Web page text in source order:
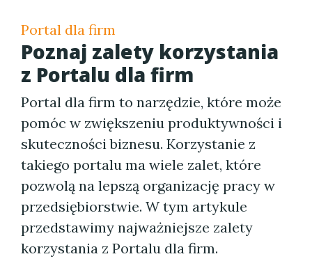
Portal dla firm
Poznaj zalety korzystania
z Portalu dla firm
Portal dla firm to narzędzie, które może
pomóc w zwiększeniu produktywności i
skuteczności biznesu. Korzystanie z
takiego portalu ma wiele zalet, które
pozwolą na lepszą organizację pracy w
przedsiębiorstwie. W tym artykule
przedstawimy najważniejsze zalety
korzystania z Portalu dla firm.